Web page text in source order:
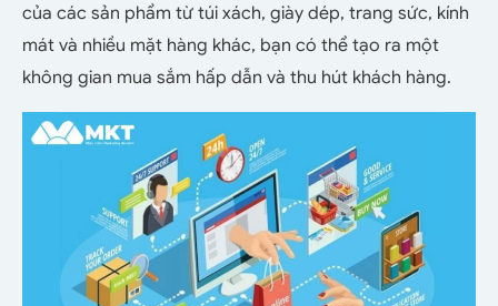
của các sản phẩm từ túi xách, giày dép, trang sức, kính
mát và nhiều mặt hàng khác, bạn có thể tạo ra một
không gian mua sắm hấp dẫn và thu hút khách hàng.